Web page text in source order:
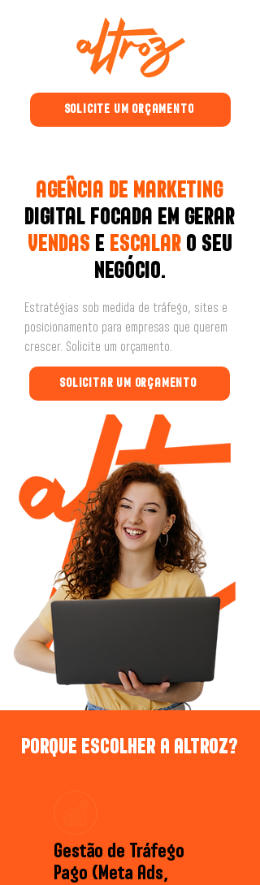
SOLICITE UM ORÇAMENTO
​ˆ
AGENCIA DE MARKETING
DIGITAL FOCADA EM GERAR
VENDAS E ESCALARO SEU
NEGÓCIO.
Estratégias sob medida de tráfego, sites e
posicionamento para empresas que querem
crescer. Solicite um orçamento.
SOLICITAR UM ORÇAMENTO
PORQUE ESCOLHER A ALTROZ?
Gestão de Tráfego
Pago (Meta Ads,